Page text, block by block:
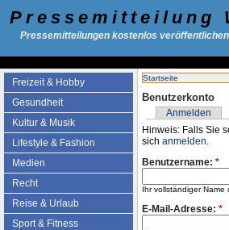
Pressemitteilung
Pressemitteilungen kostenlos veröffentlichen
Freizeit & Hobby
Gesundheit
Kultur & Musik
Lifestyle & Fashion
Medien
Recht
Reise & Urlaub
Sport & Fitness
Startseite
Benutzerkonto
Anmelden
Hinweis: Falls Sie
sich anmelden
Benutzername: *
Ihr vollständiger
E-Mail-Adresse: *